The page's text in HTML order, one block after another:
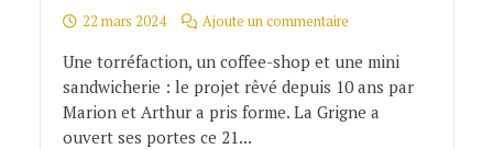
22 mars 2024 Ajoute un commentaire
Une torréfaction, un coffee-shop et une mini
sandwicherie : le projet rêvé depuis 10 ans par
Marion et Arthur a pris forme. La Grigne a
ouvert ses portes ce 21...